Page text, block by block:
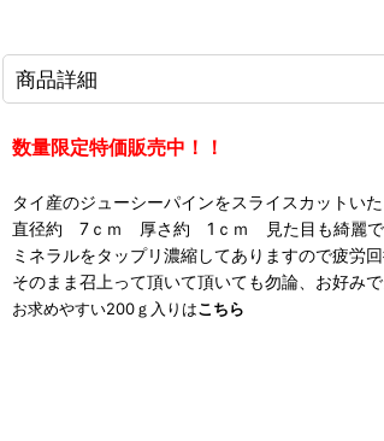
商品詳細
数量限定特価販売中！！
タイ産のジューシーパインをスライスカットいた
直径約 7ｃｍ 厚さ約 1ｃｍ 見た目も綺麗で
ミネラルをタップリ濃縮してありますので疲労
そのまま召上って頂いて頂いても勿論、お好み
お求めやすい200ｇ入りはこちら